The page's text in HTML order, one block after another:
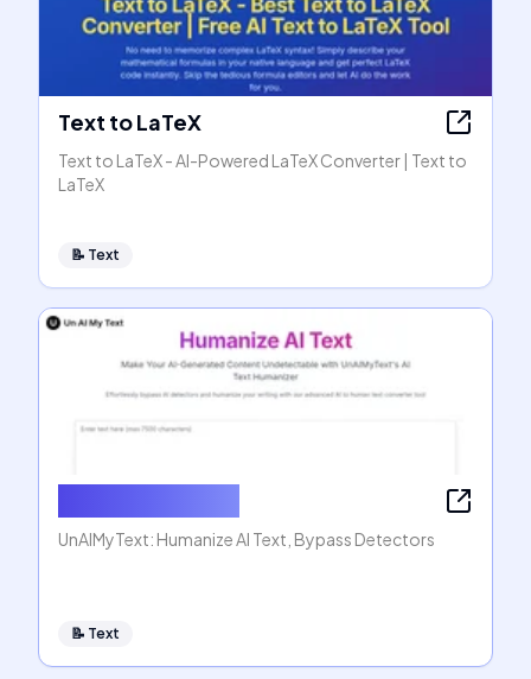
Text to LaTeX
Text to LaTeX - AI-Powered LaTeX Converter | Text to
LaTeX
📝 Text
UnAIMyText: Humanize AI Text, Bypass Detectors
📝 Text